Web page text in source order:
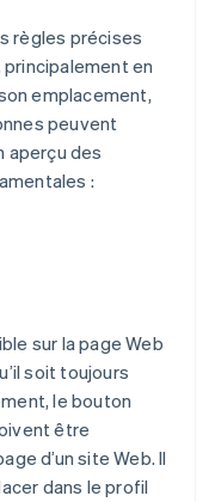
règles précises
principalement en
emplacement,
peuvent
aperçu des
:
sur la page Web
soit toujours
le bouton
être
d’un site Web. Il
dans le profil